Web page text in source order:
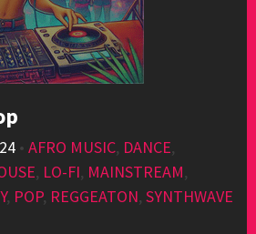
• AFRO MUSIC, DANCE,
, LO-FI, MAINSTREAM,
, POP, REGGEATON, SYNTHWAVE